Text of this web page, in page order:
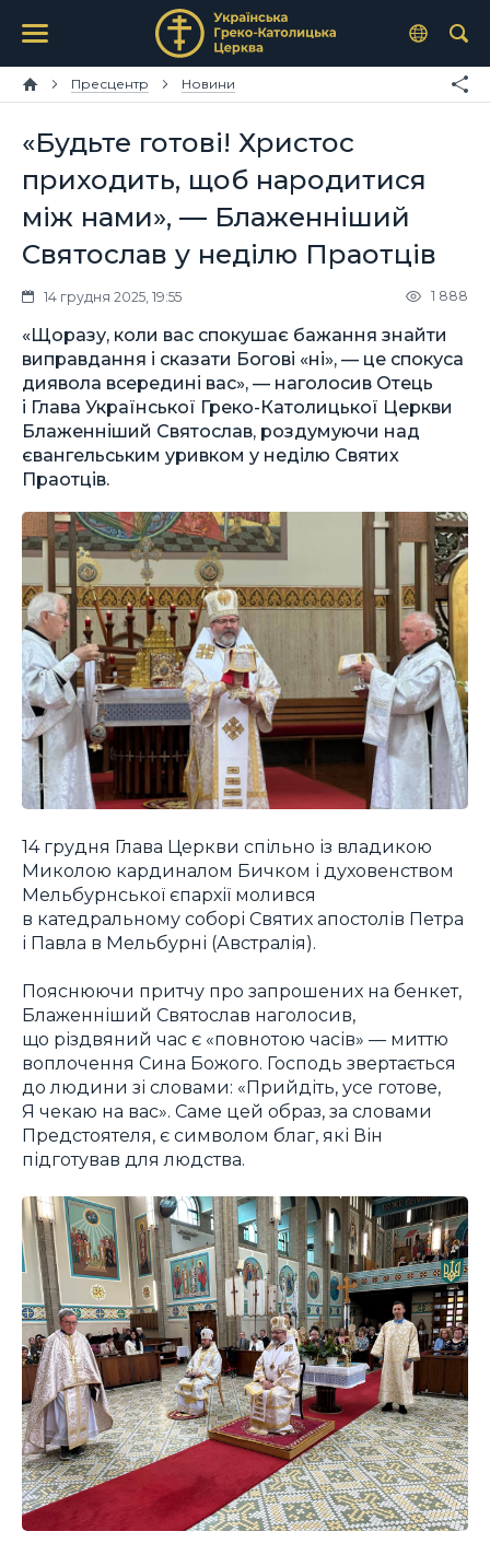
Пресцентр Новини
«Будьте готові! Христос
приходить, щоб народитися
між нами», — Блаженніший
Святослав у неділю Праотців
14 грудня 2025, 19:55 1 888
«Щоразу, коли вас спокушає бажання знайти
виправдання і сказати Богові «ні», — це спокуса
диявола всередині вас», — наголосив Отець
і Глава Української Греко-Католицької Церкви
Блаженніший Святослав, роздумуючи над
євангельським уривком у неділю Святих
Праотців.
14 грудня Глава Церкви спільно із владикою
Миколою кардиналом Бичком і духовенством
Мельбурнської єпархії молився
в катедральному соборі Святих апостолів Петра
і Павла в Мельбурні (Австралія).
Пояснюючи притчу про запрошених на бенкет,
Блаженніший Святослав наголосив,
що різдвяний час є «повнотою часів» — миттю
воплочення Сина Божого. Господь звертається
до людини зі словами: «Прийдіть, усе готове,
Я чекаю на вас». Саме цей образ, за словами
Предстоятеля, є символом благ, які Він
підготував для людства.